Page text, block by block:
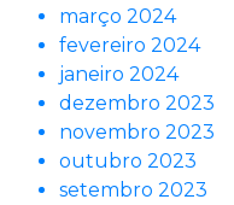
março 2024
fevereiro 2024
janeiro 2024
dezembro 2023
novembro 2023
outubro 2023
setembro 2023